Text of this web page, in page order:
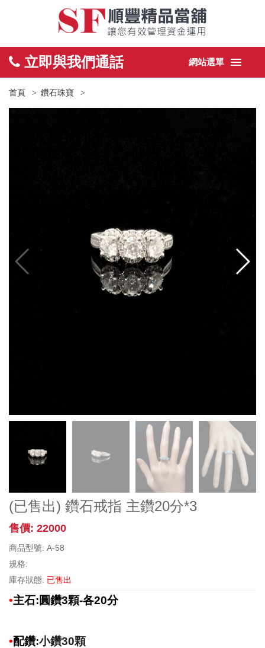
立即與我們通話 網站選單
首頁 鑽石珠寶
(已售出) 鑽石戒指 主鑽20分*3
售價: 22000
商品型號: A-58
規格:
庫存狀態: 已售出
•主石:圓鑽3顆-各20分
•配鑽:小鑽30顆